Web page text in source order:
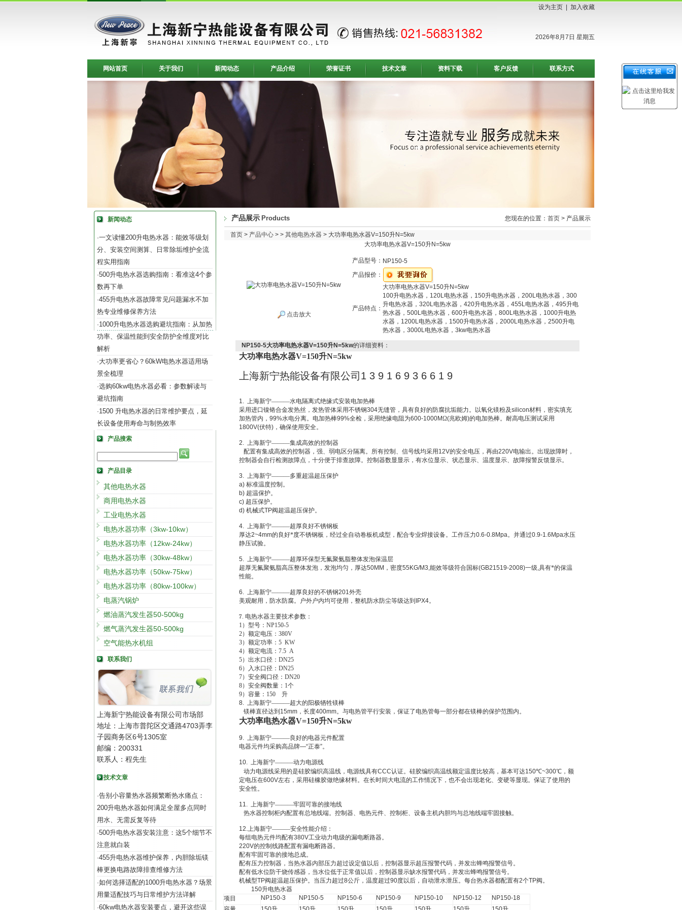
设为主页 加入收藏
2026年8月7日 星期五
网站首页 关于我们 新闻动态 产品介绍 荣誉证书 技术文章 资料下载 客户反馈 联系方式
新闻动态
·一文读懂200升电热水器：能效等级划
分、安装空间测算、日常除垢维护全流
程实用指南
·500升电热水器选购指南：看准这4个参
数再下单
·455升电热水器故障常见问题漏水不加
热专业维修保养方法
·1000升电热水器选购避坑指南：从加热
功率、保温性能到安全防护全维度对比
解析
·大功率更省心？60kW电热水器适用场
景全梳理
·选购60kw电热水器必看：参数解读与
避坑指南
·1500 升电热水器的日常维护要点，延
长设备使用寿命与制热效率
产品搜索
产品目录
其他电热水器
商用电热水器
工业电热水器
电热水器功率（3kw-10kw）
电热水器功率（12kw-24kw）
电热水器功率（30kw-48kw）
电热水器功率（50kw-75kw）
电热水器功率（80kw-100kw）
电蒸汽锅炉
燃油蒸汽发生器50-500kg
燃气蒸汽发生器50-500kg
空气能热水机组
联系我们
上海新宁热能设备有限公司市场部
地址：上海市普陀区交通路4703弄李
子园商务区6号1305室
邮编：200331
联系人：程先生
技术文章
·告别小容量热水器频繁断热水痛点：
200升电热水器如何满足全屋多点同时
用水、无需反复等待
·500升电热水器安装注意：这5个细节不
注意就白装
·455升电热水器维护保养，内胆除垢镁
棒更换电路故障排查维修方法
·如何选择适配的1000升电热水器？场景
用量适配技巧与日常维护方法详解
·60kw电热水器安装要点，避开这些误
产品展示 Products 您现在的位置： 首页 > 产品展示
首页 > 产品中心 > > 其他电热水器 > 大功率电热水器V=150升N=5kw
大功率电热水器V=150升N=5kw
点击放大
产品型号： NP150-5
产品报价：
产品特点：
大功率电热水器V=150升N=5kw
100升电热水器，120L电热水器，150升电热水器，200L电热水器，300
升电热水器，320L电热水器，420升电热水器，455L电热水器，495升电
热水器，500L电热水器，600升电热水器，800L电热水器，1000升电热
水器，1200L电热水器，1500升电热水器，2000L电热水器，2500升电
热水器，3000L电热水器，3kw电热水器
NP150-5大功率电热水器V=150升N=5kw的详细资料：
大功率电热水器V=150升N=5kw
上海新宁热能设备有限公司 1 3 9 1 6 9 3 6 6 1 9
1. 上海新宁———水电隔离式绝缘式安装电加热棒
采用进口镍铬合金发热丝，发热管体采用不锈钢304无缝管，具有良好的防腐抗垢能力。以氧化镁粉及silicon材料，密实填充
加热管内， 99%水电分离。电加热棒99%全检，采用绝缘电阻为600-1000MΩ(兆欧姆)的电加热棒。耐高电压测试采用
1800V(伏特) ，确保使用安全。
2. 上海新宁———集成高效的控制器
配置有集成高效的控制器，强、弱电区分隔离。所有控制、信号线均采用 12V的安全电压，再由220V电输出。出现故障时，
控制器会自行检测故障点，十分便于排查故障。控制器数显显示，有水位显示、状态显示、温度显示、故障报警反馈显示。
3. 上海新宁———多重超温超压保护
a) 标准温度控制。
b) 超温保护。
c) 超压保护。
d) 机械式TP阀超温超压保护。
4. 上海新宁———超厚良好不锈钢板
厚达2~4mm的良好*度不锈钢板，经过全自动卷板机成型，配合专业焊接设备。工作压力0.6-0.8Mpa。并通过0.9-1.6Mpa水压
静压试验。
5. 上海新宁———超厚环保型无氟聚氨脂整体发泡保温层
超厚无氟聚氨脂高压整体发泡，发泡均匀，厚达50MM ，密度55KG/M3,能效等级符合国标(GB21519-2008)一级,具有*的保温
性能。
6. 上海新宁———超厚良好的不锈钢201外壳
美观耐用，防水防腐。户外户内均可使用，整机防水防尘等级达到 IPX4。
7. 电热水器主要技术参数：
1 ）型号：NP150-5
2）额定电压：380V
3）额定功率：5 KW
4）额定电流：7.5 A
5）出水口径：DN25
6）入水口径：DN25
7）安全阀口径：DN20
8）安全阀数量：1个
9）容量：150 升
8. 上海新宁———超大的阳极牺牲镁棒
镁棒直径达到 15mm ，长度400mm。与电热管平行安装，保证了电热管每一部分都在镁棒的保护范围内。
大功率电热水器V=150升N=5kw
9. 上海新宁———良好的电器元件配置
电器元件均采购高品牌—“正泰”。
10. 上海新宁———动力电源线
动力电源线采用的是硅胶编织高温线，电源线具有CCC认证。硅胶编织高温线额定温度比较高，基本可达150℃~300℃，额
定电压在600V左右，采用硅橡胶做绝缘材料。在长时间大电流的工作情况下，也不会出现老化、变硬等显现。保证了使用的
安全性。
11. 上海新宁———牢固可靠的接地线
热水器控制柜内配置有总地线端。控制器、电热元件、控制柜、设备主机内胆均与总地线端牢固接触。
12.上海新宁———安全性能介绍：
每组电热元件均配有380V工业动力电级的漏电断路器。
220V的控制线路配置有漏电断路器。
配有牢固可靠的接地总成。
配有压力控制器，当热水器内部压力超过设定值以后，控制器显示超压报警代码，并发出蜂鸣报警信号。
配有低水位防干烧传感器，当水位低于正常值以后，控制器显示缺水报警代码，并发出蜂鸣报警信号。
机械型TP阀超温超压保护。当压力超过8公斤，温度超过90度以后，自动泄水泄压。每台热水器都配置有2个TP阀。
150升电热水器
项目
NP150-3 NP150-5 NP150-6 NP150-9 NP150-10 NP150-12
NP150-18